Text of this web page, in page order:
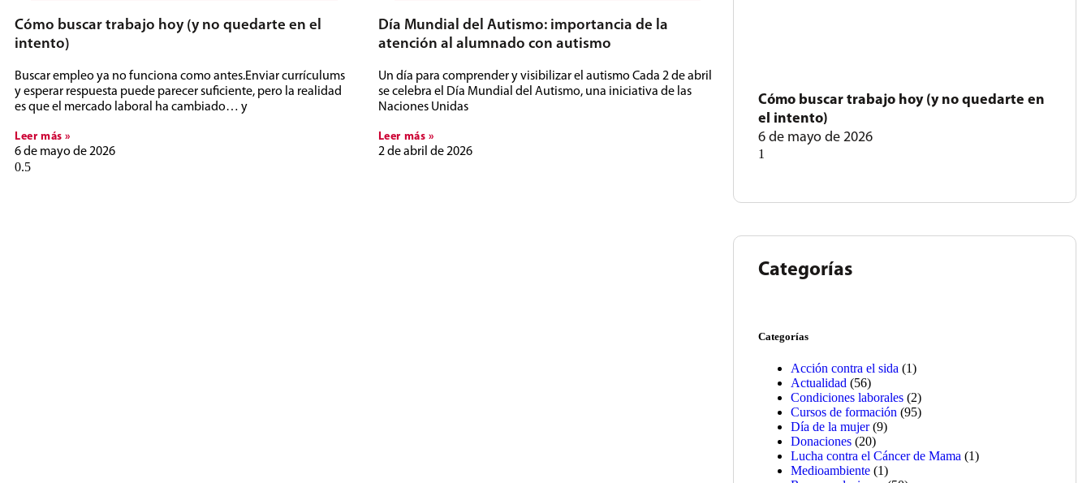
Cómo buscar trabajo hoy (y no quedarte en el
intento)
Buscar empleo ya no funciona como antes.Enviar currículums
y esperar respuesta puede parecer suficiente, pero la realidad
es que el mercado laboral ha cambiado… y
Leer más »
6 de mayo de 2026
Día Mundial del Autismo: importancia de la
atención al alumnado con autismo
Un día para comprender y visibilizar el autismo Cada 2 de abril
se celebra el Día Mundial del Autismo, una iniciativa de las
Naciones Unidas
Leer más »
2 de abril de 2026
Cómo buscar trabajo hoy (y no quedarte en
el intento)
6 de mayo de 2026
Categorías
Categorías
Acción contra el sida (1)
Actualidad (56)
Condiciones laborales (2)
Cursos de formación (95)
Día de la mujer(9)
Donaciones (20)
Lucha contra el Cáncer de Mama (1)
Medioambiente (1)